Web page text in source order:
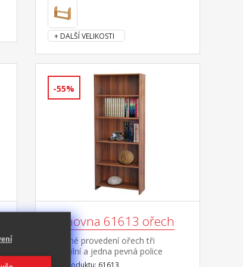
+ DALŠÍ VELIKOSTI
-55%
Knihovna 61613 ořech
barevné provedení ořech tři
variabilní a jedna pevná police
Kód produktu: 61613